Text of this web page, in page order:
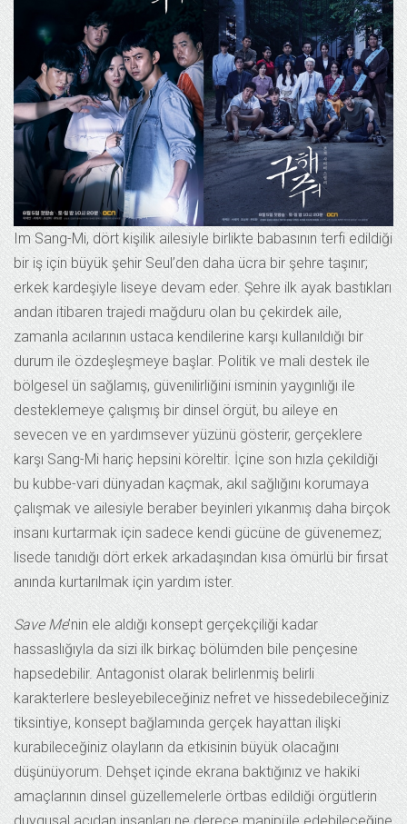
Im Sang-Mi, dört kişilik ailesiyle birlikte babasının terfi edildiği
bir iş için büyük şehir Seul’den daha ücra bir şehre taşınır;
erkek kardeşiyle liseye devam eder. Şehre ilk ayak bastıkları
andan itibaren trajedi mağduru olan bu çekirdek aile,
zamanla acılarının ustaca kendilerine karşı kullanıldığı bir
durum ile özdeşleşmeye başlar. Politik ve mali destek ile
bölgesel ün sağlamış, güvenilirliğini isminin yaygınlığı ile
desteklemeye çalışmış bir dinsel örgüt, bu aileye en
sevecen ve en yardımsever yüzünü gösterir, gerçeklere
karşı Sang-Mi hariç hepsini köreltir. İçine son hızla çekildiği
bu kubbe-vari dünyadan kaçmak, akıl sağlığını korumaya
çalışmak ve ailesiyle beraber beyinleri yıkanmış daha birçok
insanı kurtarmak için sadece kendi gücüne de güvenemez;
lisede tanıdığı dört erkek arkadaşından kısa ömürlü bir fırsat
anında kurtarılmak için yardım ister.
Save Me’nin ele aldığı konsept gerçekçiliği kadar
hassaslığıyla da sizi ilk birkaç bölümden bile pençesine
hapsedebilir. Antagonist olarak belirlenmiş belirli
karakterlere besleyebileceğiniz nefret ve hissedebileceğiniz
tiksintiye, konsept bağlamında gerçek hayattan ilişki
kurabileceğiniz olayların da etkisinin büyük olacağını
düşünüyorum. Dehşet içinde ekrana baktığınız ve hakiki
amaçlarının dinsel güzellemelerle örtbas edildiği örgütlerin